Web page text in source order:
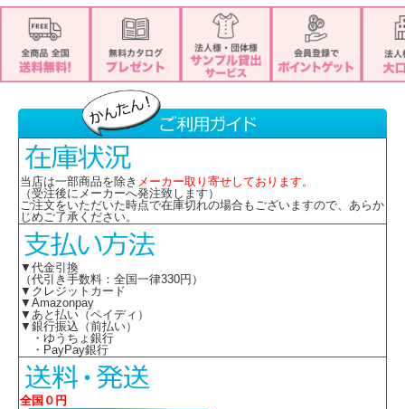
当店は一部商品を除き メーカー取り寄せしております。
（受注後にメーカーへ発注致します）
ご注文をいただいた時点で在庫切れの場合もございますので、あらか
じめご了承ください。
▼代金引換
（代引き手数料：全国一律330円）
▼クレジットカード
▼Amazonpay
▼あと払い（ペイディ）
▼銀行振込（前払い）
・ゆうちょ銀行
・PayPay銀行
全国０円